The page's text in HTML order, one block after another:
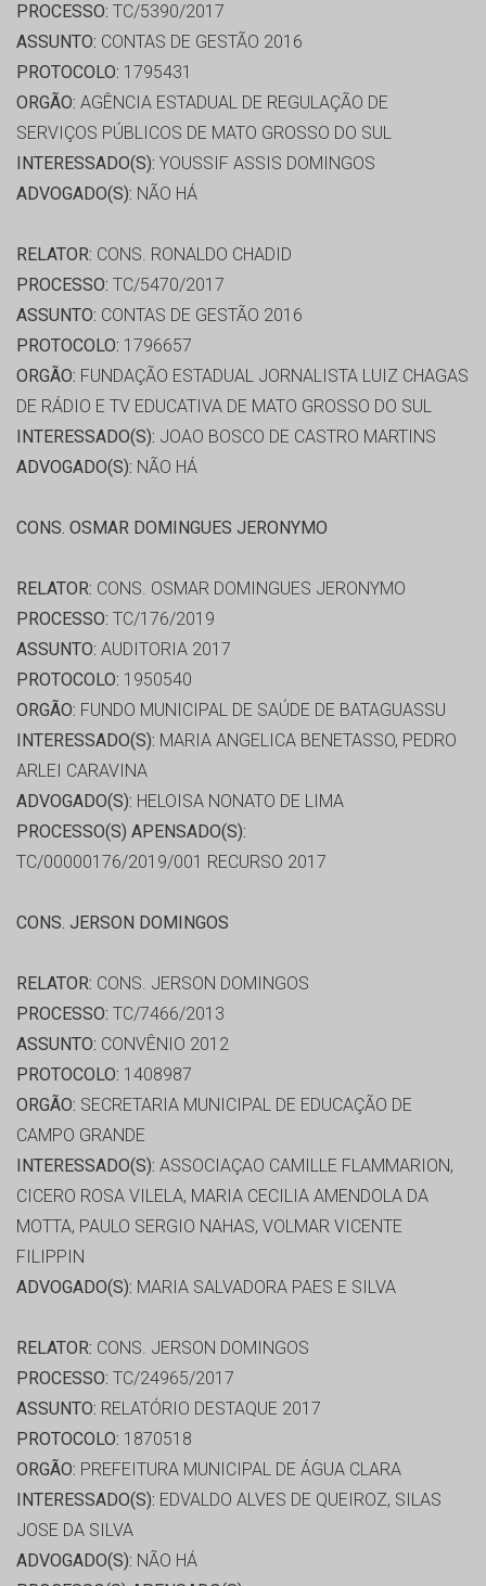
PROCESSO: TC/5390/2017
ASSUNTO: CONTAS DE GESTÃO 2016
PROTOCOLO: 1795431
ORGÃO: AGÊNCIA ESTADUAL DE REGULAÇÃO DE
SERVIÇOS PÚBLICOS DE MATO GROSSO DO SUL
INTERESSADO(S): YOUSSIF ASSIS DOMINGOS
ADVOGADO(S): NÃO HÁ
RELATOR: CONS. RONALDO CHADID
PROCESSO: TC/5470/2017
ASSUNTO: CONTAS DE GESTÃO 2016
PROTOCOLO: 1796657
ORGÃO: FUNDAÇÃO ESTADUAL JORNALISTA LUIZ CHAGAS
DE RÁDIO E TV EDUCATIVA DE MATO GROSSO DO SUL
INTERESSADO(S): JOAO BOSCO DE CASTRO MARTINS
ADVOGADO(S): NÃO HÁ
CONS. OSMAR DOMINGUES JERONYMO
RELATOR: CONS. OSMAR DOMINGUES JERONYMO
PROCESSO: TC/176/2019
ASSUNTO: AUDITORIA 2017
PROTOCOLO: 1950540
ORGÃO: FUNDO MUNICIPAL DE SAÚDE DE BATAGUASSU
INTERESSADO(S): MARIA ANGELICA BENETASSO, PEDRO
ARLEI CARAVINA
ADVOGADO(S): HELOISA NONATO DE LIMA
PROCESSO(S) APENSADO(S):
TC/00000176/2019/001 RECURSO 2017
CONS. JERSON DOMINGOS
RELATOR: CONS. JERSON DOMINGOS
PROCESSO: TC/7466/2013
ASSUNTO: CONVÊNIO 2012
PROTOCOLO: 1408987
ORGÃO: SECRETARIA MUNICIPAL DE EDUCAÇÃO DE
CAMPO GRANDE
INTERESSADO(S): ASSOCIAÇAO CAMILLE FLAMMARION,
CICERO ROSA VILELA, MARIA CECILIA AMENDOLA DA
MOTTA, PAULO SERGIO NAHAS, VOLMAR VICENTE
FILIPPIN
ADVOGADO(S): MARIA SALVADORA PAES E SILVA
RELATOR: CONS. JERSON DOMINGOS
PROCESSO: TC/24965/2017
ASSUNTO: RELATÓRIO DESTAQUE 2017
PROTOCOLO: 1870518
ORGÃO: PREFEITURA MUNICIPAL DE ÁGUA CLARA
INTERESSADO(S): EDVALDO ALVES DE QUEIROZ, SILAS
JOSE DA SILVA
ADVOGADO(S): NÃO HÁ